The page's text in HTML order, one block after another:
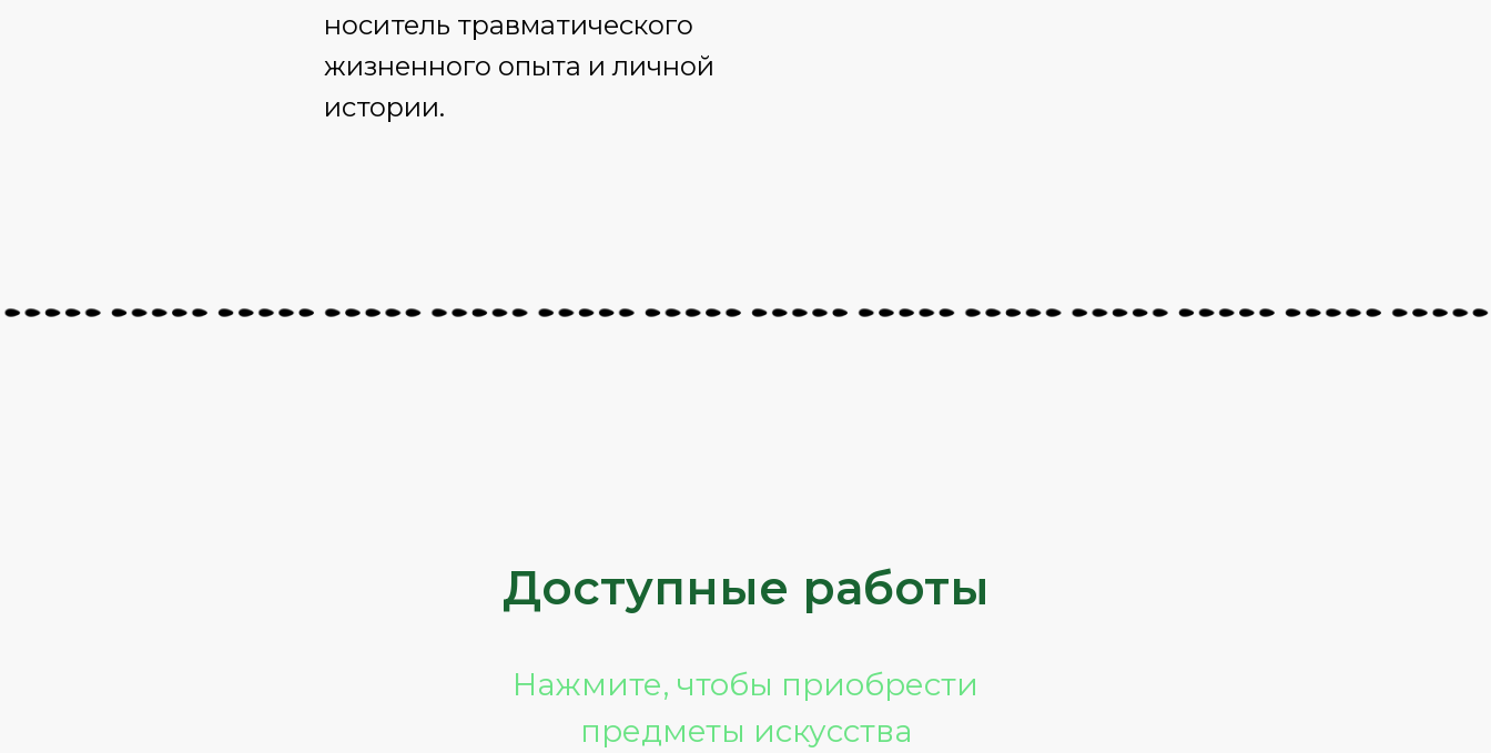
носитель травматического
жизненного опыта и личной
истории.
Доступные работы
Нажмите, чтобы приобрести
предметы искусства